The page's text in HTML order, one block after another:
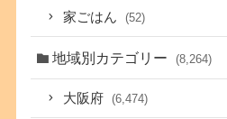
家ごはん (52)
地域別カテゴリー (8,264)
大阪府 (6,474)